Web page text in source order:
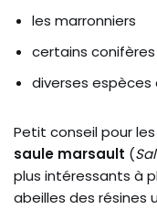
les marronniers
certains conifères
diverses espèces
Petit conseil pour
saule marsault (
plus intéressants à
abeilles des résines